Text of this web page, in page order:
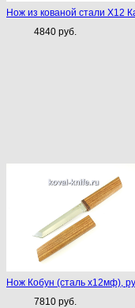
Нож из кованой стали Х12
4840 руб.
Нож Кобун (сталь х12мф),
7810 руб.